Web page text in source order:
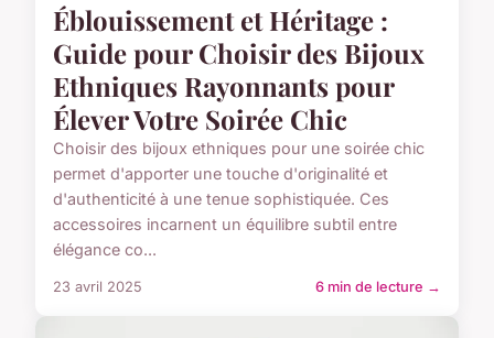
Éblouissement et Héritage :
Guide pour Choisir des Bijoux
Ethniques Rayonnants pour
Élever Votre Soirée Chic
Choisir des bijoux ethniques pour une soirée chic
permet d'apporter une touche d'originalité et
d'authenticité à une tenue sophistiquée. Ces
accessoires incarnent un équilibre subtil entre
élégance co...
23 avril 2025 6 min de lecture →